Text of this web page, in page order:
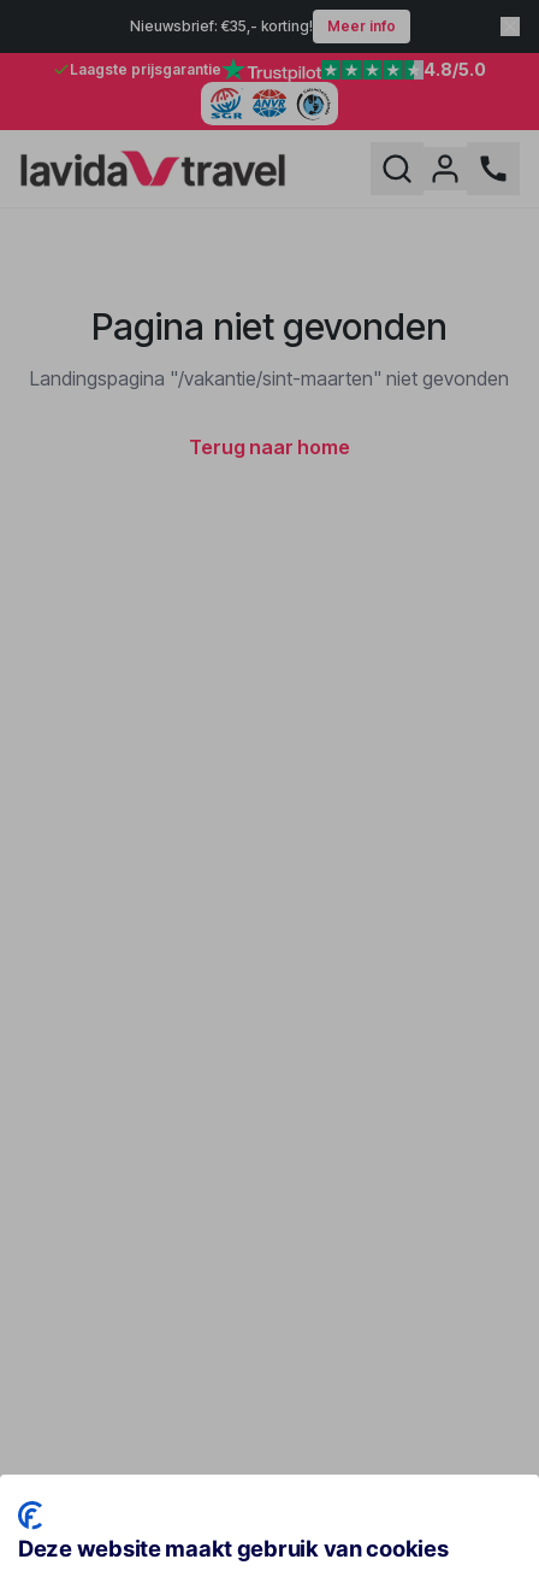
Nieuwsbrief: €35,- korting! Meer info
Laagste prijsgarantie 4.8/5.0
Pagina niet gevonden
Landingspagina "/vakantie/sint-maarten" niet gevonden
Terug naar home
Deze website maakt gebruik van cookies